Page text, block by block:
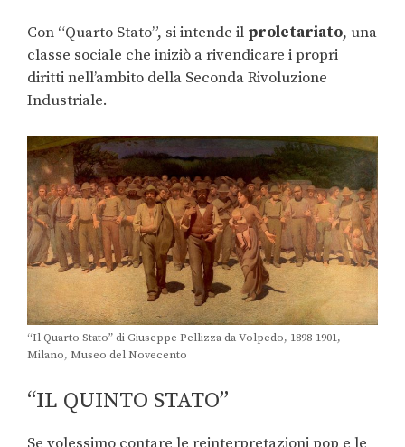
Con “Quarto Stato”, si intende il proletariato, una
classe sociale che iniziò a rivendicare i propri
diritti nell’ambito della Seconda Rivoluzione
Industriale.
“Il Quarto Stato” di Giuseppe Pellizza da Volpedo, 1898-1901,
Milano, Museo del Novecento
“IL QUINTO STATO”